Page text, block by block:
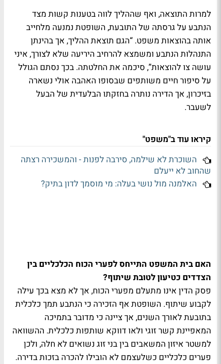
למרות התוצאה, ואף שההליך לווה בטענות קשות מצד
הנתבע על גרסתה של התובעת, השופטת נמנעה מלחייב
אותה בהוצאות משפט. “הגם תוצאת ההליך, אך בהינתן
התנהלות הנתבע ומשמצא להרחיב היריעה שלא לצורך, איני
עושה צו להוצאות”, סיכמה את החלטתה. בכך נסתם הגולל
על סיפור חיים משותפים שבסופו האהבה אולי נשארה
בזיכרון, אך הדירה נותרה בחזקתו הבלעדית של הבעל
לשעבר.
קיראו עוד ב"משפט"
השוכרת לא שילמה, סירבה לפנות - והמשכירה רצתה
שהחוב לא ייעלם
האלמנה מול נושי בעלה: מי מוסמך לדון בתיק?
האם בית המשפט התייחס לפערי הכוח הכלכליים בין
הצדדים כטיעון לטובת שיתוף?
פסק הדין אינו מתעלם מפערי הכוח, אך לא מצא בכך עילה
לקבוע שיתוף. השופטת אף הזכירה כי הנתבע תמך כלכלית
בתובעת לאורך השנים, אך ציינה כי מדובר בתמיכה
המאפיינת קשר זוגי ולאו דווקא שותפות כלכלית. ההשוואה
למשטר איזון המשאבים בין בני זוג נשואים לא חלה, ולכן
פערים כלכליים כשלעצמם לא הובילו להכרה בזכות בדירה.